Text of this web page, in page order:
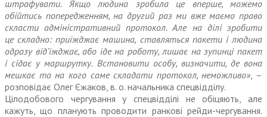
штрафувати. Якщо людина зробила це вперше, можемо
обійтись попередженням, на другий раз ми вже маємо право
скласти адміністративний протокол. Але на ділі зробити
це складно: приїжджає машина, ставляться пакети і людина
одразу від’їжджає, або їде на роботу, лишає на зупинці пакет
і сідає у маршрутку. Встановити особу, визначити, де вона
мешкає та на кого саме складати протокол, неможливо», –
розповідає Олег Єжаков, в. о. начальника спецвідділу.
Цілодобового чергування у спецвідділі не обіцяють, але
кажуть, що планують проводити ранкові рейди-чергування.